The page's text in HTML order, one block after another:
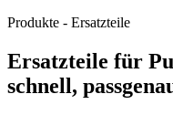
Produkte - Ersatzteile
Ersatzteile für
schnell,